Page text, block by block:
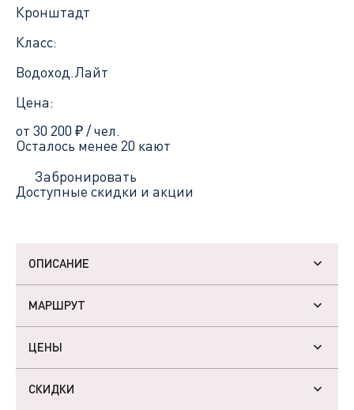
Кронштадт
Класс:
Водоход.Лайт
Цена:
от 30 200 ₽/ чел.
Осталось менее 20 кают
Забронировать
Доступные скидки и акции
ОПИСАНИЕ
МАРШРУТ
ЦЕНЫ
СКИДКИ